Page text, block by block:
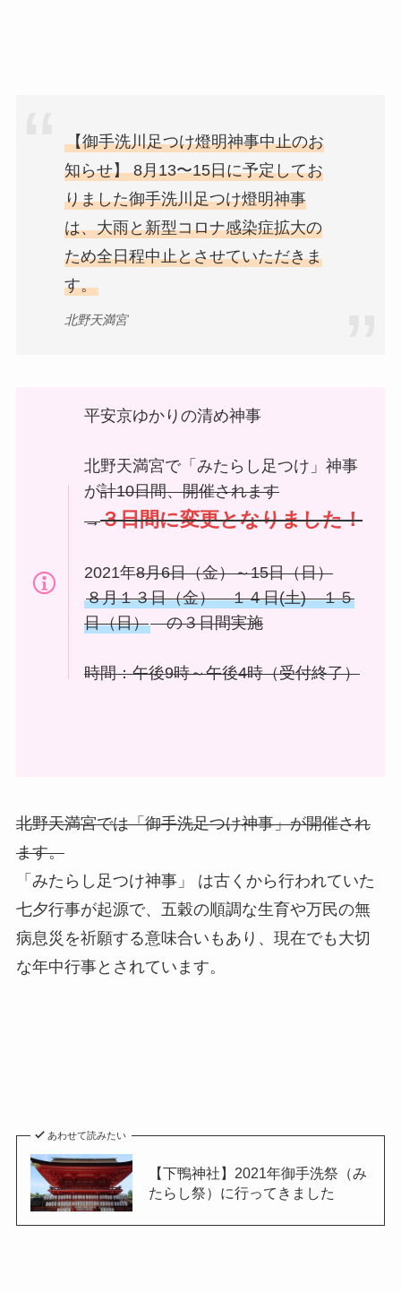
【御手洗川足つけ燈明神事中止のお
知らせ】 8月13〜15日に予定してお
りました御手洗川足つけ燈明神事
は、大雨と新型コロナ感染症拡大の
ため全日程中止とさせていただきま
す。
北野天満宮
平安京ゆかりの清め神事
北野天満宮で「みたらし足つけ」神事
が計10日間、開催されます
→３日間に変更となりました！
2021年8月6日（金）～15日（日）
８月１３日（金） １４日(土) １５
日（日）の３日間実施
時間：午後9時～午後4時（受付終了）
北野天満宮では「御手洗足つけ神事」が開催され
ます。
「みたらし足つけ神事」 は古くから行われていた
七夕行事が起源で、五穀の順調な生育や万民の無
病息災を祈願する意味合いもあり、現在でも大切
な年中行事とされています。
あわせて読みたい
【下鴨神社】2021年御手洗祭（み
たらし祭）に行ってきました